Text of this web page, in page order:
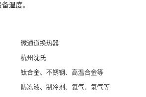
温度。
微通道换热器
杭州沈氏
钛合金、不锈钢、高温合金等
防冻液、制冷剂、氦气、氢气等